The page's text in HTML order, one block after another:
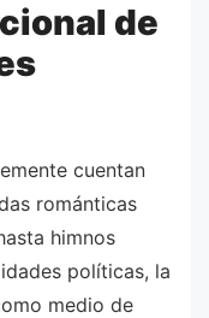
de
cuentan
románticas
himnos
políticas, la
medio de